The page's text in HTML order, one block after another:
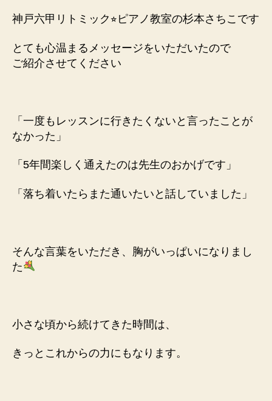
神戸六甲リトミック⭐︎ピアノ教室の杉本さちこです
とても心温まるメッセージをいただいたので
ご紹介させてください
「一度もレッスンに行きたくないと 言ったことが
なかった」
「5年間楽しく通えたのは先生のおかげです」
「落ち着いたらまた通いたいと 話していました」
そんな言葉をいただき、 胸がいっぱいになりまし
た
小さな頃から続けてきた時間は、
きっとこれからの力にもなります。